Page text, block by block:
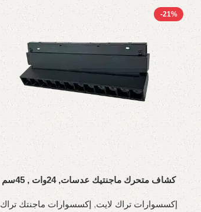
-21%
كشاف متحرك ماجنتيك عدسات, 24وات , 45سم
إكسسوارات تراك لايت, إكسسوارات ماجنتك تراك